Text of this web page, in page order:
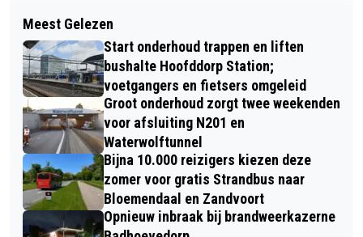
JONGEN BEROOFD VAN FATBIKE IN
HOOFDDORP, POLITIE ZOEKT
GETUIGEN
SOPHIE UIT NIEUW-VENNEP DOET MEE
AAN PROJECT DANS
Meest Gelezen
Start onderhoud trappen en liften
bushalte Hoofddorp Station;
voetgangers en fietsers omgeleid
Groot onderhoud zorgt twee weekenden
voor afsluiting N201 en
Waterwolftunnel
Bijna 10.000 reizigers kiezen deze
zomer voor gratis Strandbus naar
Bloemendaal en Zandvoort
Opnieuw inbraak bij brandweerkazerne